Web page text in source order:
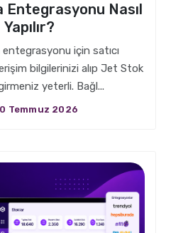
Entegrasyonu Nasıl
Yapılır?
için satıcı
bilgilerinizi alıp Jet Stok
yeterli. Bağl...
Temmuz 2026